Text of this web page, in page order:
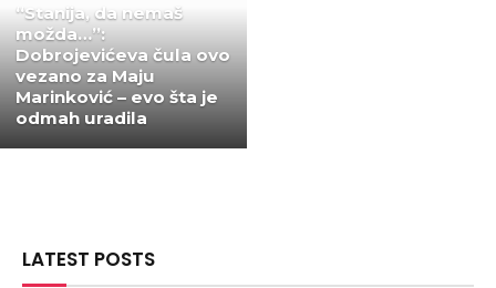
“Stanija, da nemaš
možda…”:
Dobrojevićeva čula ovo
vezano za Maju
Marinković – evo šta je
odmah uradila
LATEST POSTS